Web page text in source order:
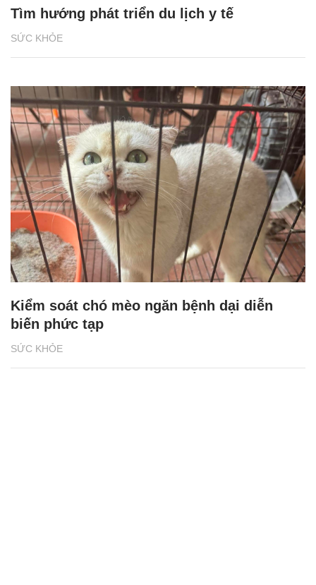
SỨC KHỎE
Tìm hướng phát triển du lịch y tế
SỨC KHỎE
Kiểm soát chó mèo ngăn bệnh dại diễn
biến phức tạp